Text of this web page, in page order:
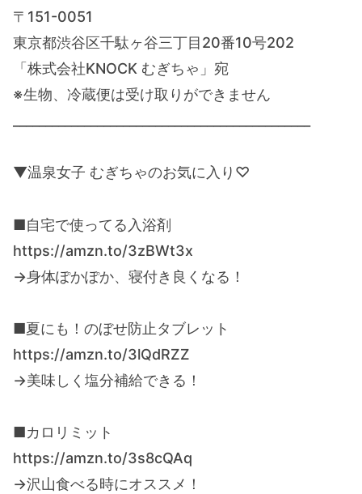
〒151-0051
東京都渋谷区千駄ヶ谷三丁目20番10号202
「株式会社KNOCK むぎちゃ」宛
※生物、冷蔵便は受け取りができません
▼温泉女子 むぎちゃのお気に入り♡
■自宅で使ってる入浴剤
https://amzn.to/3zBWt3x
→身体ぽかぽか、寝付き良くなる！
■夏にも！のぼせ防止タブレット
https://amzn.to/3lQdRZZ
→美味しく塩分補給できる！
■カロリミット
https://amzn.to/3s8cQAq
→沢山食べる時にオススメ！